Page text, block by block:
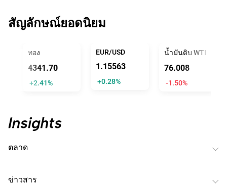
สัญลักษณ์ยอดนิยม
ทอง
4341.70
+2.41%
EUR/USD
1.15563
+0.28%
น้ำมันดิบ WTI
76.008
-1.50%
ตลาด
ข่าวสาร